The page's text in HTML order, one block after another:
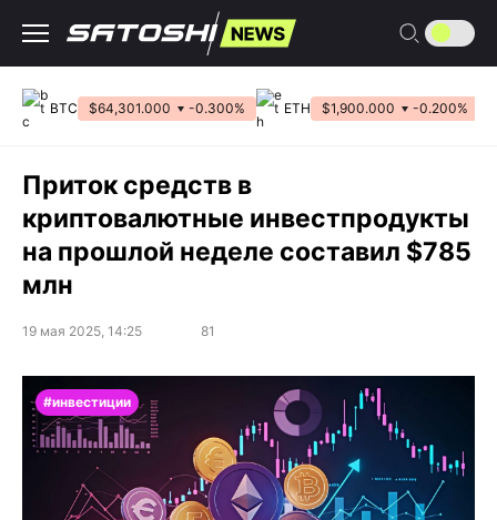
содержанию
BTC $64,301.000 -0.300% ETH $1,900.000 -0.200%
Приток средств в
криптовалютные инвестпродукты
на прошлой неделе составил $785
млн
19 мая 2025, 14:25 81
#инвестиции